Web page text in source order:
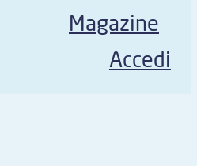
Magazine
Accedi